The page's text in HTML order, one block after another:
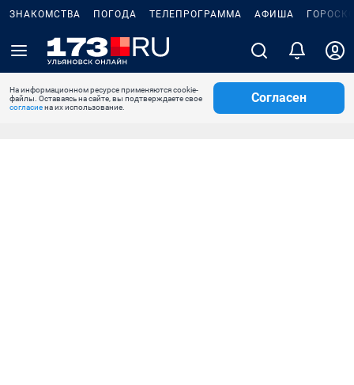
ЗНАКОМСТВА ПОГОДА ТЕЛЕПРОГРАММА АФИША
На информационном ресурсе применяются cookie-
файлы. Оставаясь на сайте, вы подтверждаете свое
согласиена их использование.
Согласен